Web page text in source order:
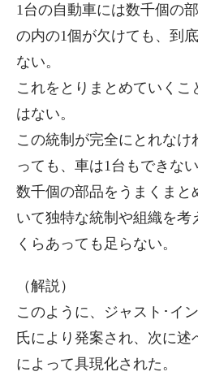
1台の自動車には数千個の
の内の1個が欠けても、到
ない。
これをとりまとめていく
はない。
この統制が完全にとれなけ
っても、車は1台もできな
数千個の部品をうまくま
いて独特な統制や組織を考
くらあっても足らない。
（解説）
このように、ジャスト･イ
氏により発案され、次に
によって具現化された。